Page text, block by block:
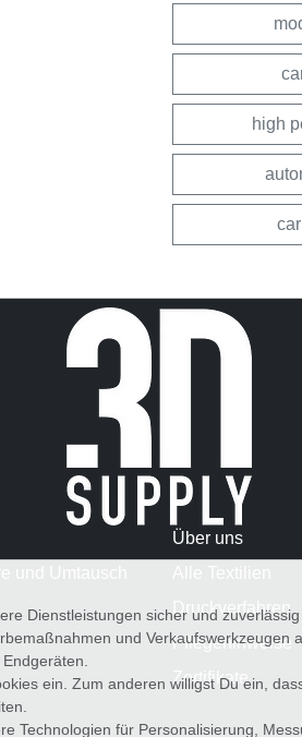
high
Über uns
Druckverfahren
Pflegehinweise
Zertifikate
Dienstleistungen sicher und
und Verkaufswerkzeugen
ein. Zum anderen willigst Du ein,
Technologien für Personalisierung,